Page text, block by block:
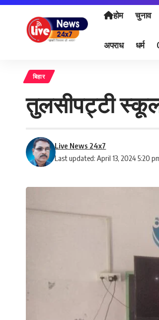
होम चुनाव
अपराध धर्म
बिहार
तुलसीपट्टी स्कूल
Last updated: April 13, 2024 5:20
Live News 24x7